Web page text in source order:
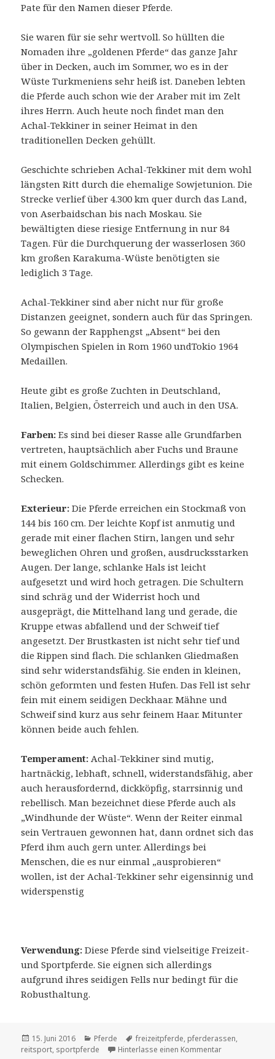
Pate für den Namen dieser Pferde.
Sie waren für sie sehr wertvoll. So hüllten die
Nomaden ihre „goldenen Pferde“ das ganze Jahr
über in Decken, auch im Sommer, wo es in der
Wüste Turkmeniens sehr heiß ist. Daneben lebten
die Pferde auch schon wie der Araber mit im Zelt
ihres Herrn. Auch heute noch findet man den
Achal-Tekkiner in seiner Heimat in den
traditionellen Decken gehüllt.
Geschichte schrieben Achal-Tekkiner mit dem wohl
längsten Ritt durch die ehemalige Sowjetunion. Die
Strecke verlief über 4.300 km quer durch das Land,
von Aserbaidschan bis nach Moskau. Sie
bewältigten diese riesige Entfernung in nur 84
Tagen. Für die Durchquerung der wasserlosen 360
km großen Karakuma-Wüste benötigten sie
lediglich 3 Tage.
Achal-Tekkiner sind aber nicht nur für große
Distanzen geeignet, sondern auch für das Springen.
So gewann der Rapphengst „Absent“ bei den
Olympischen Spielen in Rom 1960 undTokio 1964
Medaillen.
Heute gibt es große Zuchten in Deutschland,
Italien, Belgien, Österreich und auch in den USA.
Farben:Es sind bei dieser Rasse alle Grundfarben
vertreten, hauptsächlich aber Fuchs und Braune
mit einem Goldschimmer. Allerdings gibt es keine
Schecken.
Exterieur:Die Pferde erreichen ein Stockmaß von
144 bis 160 cm. Der leichte Kopf ist anmutig und
gerade mit einer flachen Stirn, langen und sehr
beweglichen Ohren und großen, ausdrucksstarken
Augen. Der lange, schlanke Hals ist leicht
aufgesetzt und wird hoch getragen. Die Schultern
sind schräg und der Widerrist hoch und
ausgeprägt, die Mittelhand lang und gerade, die
Kruppe etwas abfallend und der Schweif tief
angesetzt. Der Brustkasten ist nicht sehr tief und
die Rippen sind flach. Die schlanken Gliedmaßen
sind sehr widerstandsfähig. Sie enden in kleinen,
schön geformten und festen Hufen. Das Fell ist sehr
fein mit einem seidigen Deckhaar. Mähne und
Schweif sind kurz aus sehr feinem Haar. Mitunter
können beide auch fehlen.
Temperament:Achal-Tekkiner sind mutig,
hartnäckig, lebhaft, schnell, widerstandsfähig, aber
auch herausfordernd, dickköpfig, starrsinnig und
rebellisch. Man bezeichnet diese Pferde auch als
„Windhunde der Wüste“. Wenn der Reiter einmal
sein Vertrauen gewonnen hat, dann ordnet sich das
Pferd ihm auch gern unter. Allerdings bei
Menschen, die es nur einmal „ausprobieren“
wollen, ist der Achal-Tekkiner sehr eigensinnig und
widerspenstig
Verwendung:Diese Pferde sind vielseitige Freizeit-
und Sportpferde. Sie eignen sich allerdings
aufgrund ihres seidigen Fells nur bedingt für die
Robusthaltung.
Veröffentlicht
am
15. Juni 2016 Katgeorien
Pferde Tags
freizeitpferde, pferderassen,
reitsport, sportpferde Hinterlasse einen Kommentar